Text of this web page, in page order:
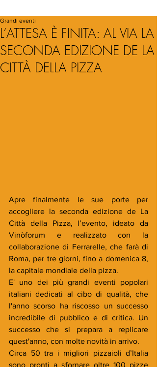
L’ATTESA È FINITA: AL VIA LA
SECONDA EDIZIONE DE LA
CITTÀ DELLA PIZZA
Grandi eventi
Apre finalmente le sue porte per
accogliere la seconda edizione de La
Città della Pizza, l’evento, ideato da
Vinòforum e realizzato con la
collaborazione di Ferrarelle, che farà di
Roma, per tre giorni, fino a domenica 8,
la capitale mondiale della pizza.
E' uno dei più grandi eventi popolari
italiani dedicati al cibo di qualità, che
l'anno scorso ha riscosso un successo
incredibile di pubblico e di critica. Un
successo che si prepara a replicare
quest'anno, con molte novità in arrivo.
Circa 50 tra i migliori pizzaioli d’Italia
sono pronti a sfornare oltre 100 pizze